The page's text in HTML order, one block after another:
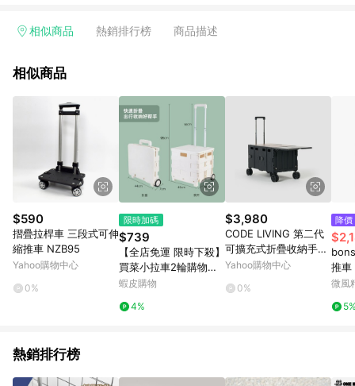
客找到居家修繕、佈置或裝潢時所需；另外，在各家分店內規劃
等各方面進行整合，提升服務質感，期望每一位來店顧客，能輕
結帳流程(Easy to buy)、每次到「特力屋」購物都能得到新的啟
發與靈感(Exciting experience)，同時持續提供消費者居家修繕
最佳解決方案，以創造優質居家環境為首要目標，成為消費者打
造幸福家園時的優先選擇。
相似商品 熱銷排行榜 商品描述
相似商品
$590
摺疊拉桿車 三段式可伸
縮推車 NZB95
Yahoo購物中心
0%
限時加碼
$739
【全店免運 限時下殺】
買菜小拉車2輪購物小
推車摺疊款網紅家用拿
折疊推車 收納車 小拉
蝦皮購物
4%
$3,980
CODE LIVING 第二代
可擴充式折疊收納手推
車(桌板延伸)~黑色
Yahoo購物中心
0%
降價
推車
微風
熱銷排行榜